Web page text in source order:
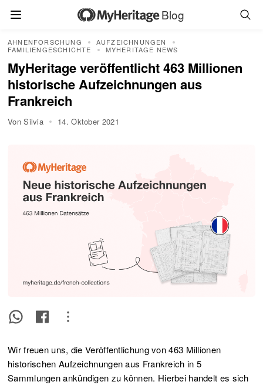
Blog
AHNENFORSCHUNG
AUFZEICHNUNGEN
FAMILIENGESCHICHTE
MYHERITAGE NEWS
MyHeritage veröffentlicht 463 Millionen
historische Aufzeichnungen aus
Frankreich
Von Silvia 14. Oktober 2021
Wir freuen uns, die Veröffentlichung von 463 Millionen
historischen Aufzeichnungen aus Frankreich in 5
Sammlungen ankündigen zu können. Hierbei handelt es sich